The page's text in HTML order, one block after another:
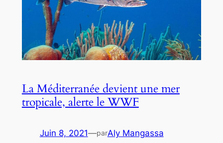
La Méditerranée devient une mer
tropicale, alerte le WWF
Juin 8, 2021—parAly Mangassa